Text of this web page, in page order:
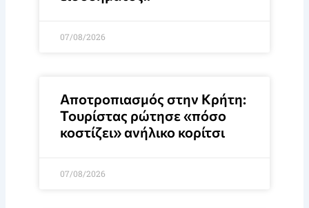
07/08/2026
Αποτροπιασμός στην Κρήτη:
Τουρίστας ρώτησε «πόσο
κοστίζει» ανήλικο κορίτσι
07/08/2026